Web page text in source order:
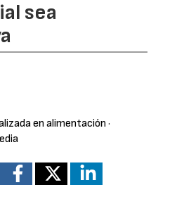
sea
en alimentación ·